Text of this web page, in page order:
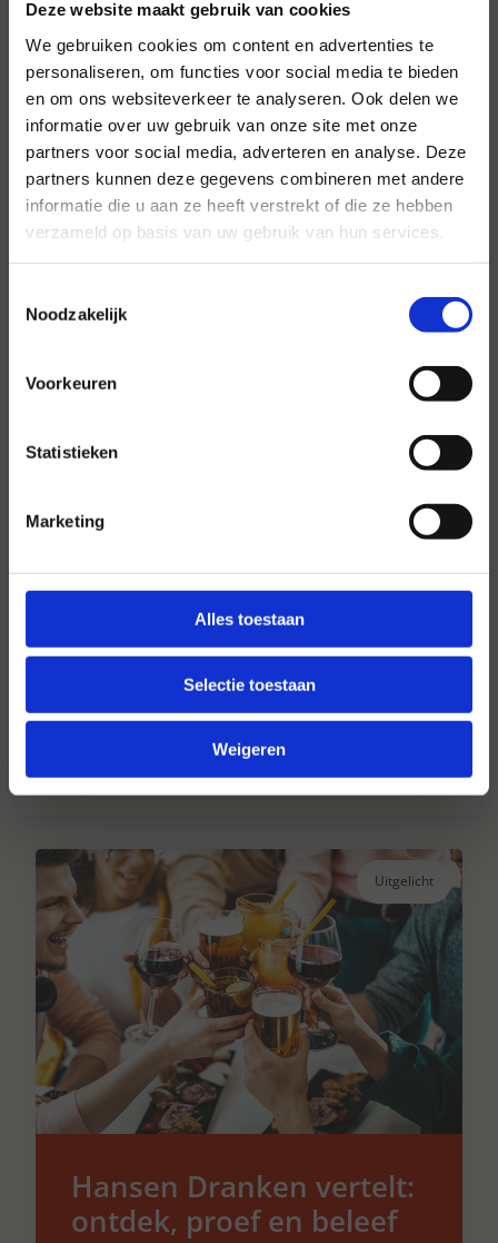
Deze website maakt gebruik van cookies
We gebruiken cookies om content en advertenties te
personaliseren, om functies voor social media te bieden
en om ons websiteverkeer te analyseren. Ook delen we
informatie over uw gebruik van onze site met onze
partners voor social media, adverteren en analyse. Deze
partners kunnen deze gegevens combineren met andere
informatie die u aan ze heeft verstrekt of die ze hebben
verzameld op basis van uw gebruik van hun services.
Noodzakelijk
Voorkeuren
Statistieken
Marketing
Alles toestaan
Selectie toestaan
Weigeren
Voor al uw evenementen en
partijen
Hansen Evenementen is uw partner voor
evenementen van groot tot klein.
Hansen Dranken sinds 1947
Lees verder
Uitgelicht
Hansen Dranken vertelt:
ontdek, proef en beleef